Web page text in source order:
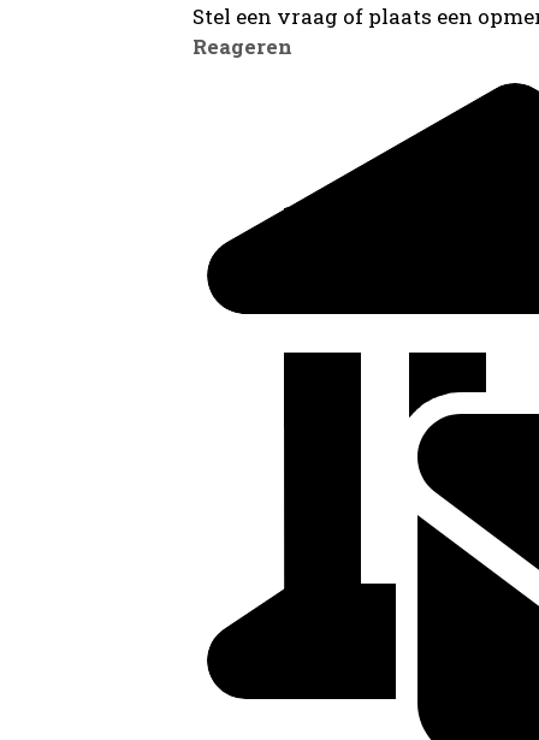
Stel een vraag of plaats een
Reageren